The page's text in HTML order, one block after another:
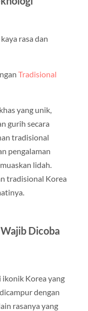
rasa dan
Tradisional
yang unik,
gurih secara
tradisional
pengalaman
lidah.
tradisional Korea
Dicoba
ikonik Korea yang
dengan
rasanya yang